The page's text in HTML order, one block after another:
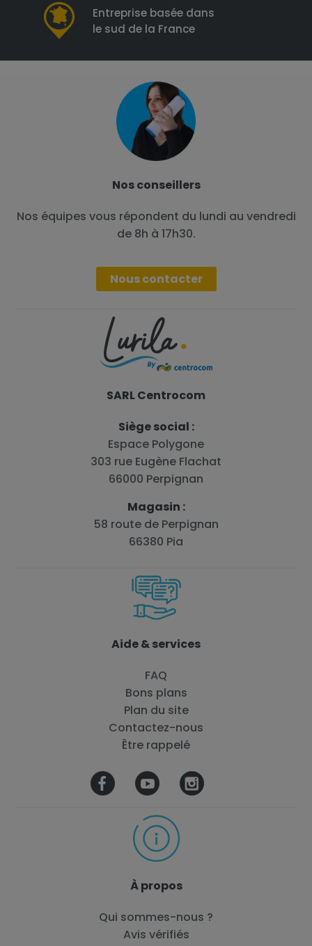
Entreprise basée dans
le sud de la France
Nos conseillers
Nos équipes vous répondent du lundi au vendredi
de 8h à 17h30.
Nous contacter
SARL Centrocom
Siège social :
Espace Polygone
303 rue Eugène Flachat
66000 Perpignan
Magasin :
58 route de Perpignan
66380 Pia
Aide & services
FAQ
Bons plans
Plan du site
Contactez-nous
Être rappelé
À propos
Qui sommes-nous ?
Avis vérifiés